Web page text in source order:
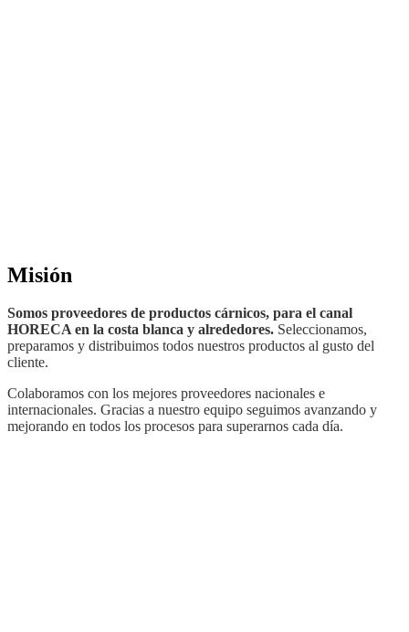
Misión
Somos proveedores de productos cárnicos, para el canal
HORECA en la costa blanca y alrededores. Seleccionamos,
preparamos y distribuimos todos nuestros productos al gusto del
cliente.
Colaboramos con los mejores proveedores nacionales e
internacionales. Gracias a nuestro equipo seguimos avanzando y
mejorando en todos los procesos para superarnos cada día.